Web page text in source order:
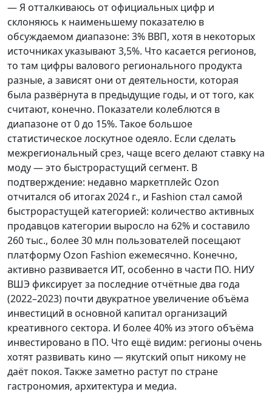
— Я отталкиваюсь от официальных цифр и
склоняюсь к наименьшему показателю в
обсуждаемом диапазоне: 3% ВВП, хотя в некоторых
источниках указывают 3,5%. Что касается регионов,
то там цифры валового регионального продукта
разные, а зависят они от деятельности, которая
была развёрнута в предыдущие годы, и от того, как
считают, конечно. Показатели колеблются в
диапазоне от 0 до 15%. Такое большое
статистическое лоскутное одеяло. Если сделать
межрегиональный срез, чаще всего делают ставку на
моду — это быстрорастущий сегмент. В
подтверждение: недавно маркетплейс Ozon
отчитался об итогах 2024 г., и Fashion стал самой
быстрорастущей категорией: количество активных
продавцов категории выросло на 62% и составило
260 тыс., более 30 млн пользователей посещают
платформу Ozon Fashion ежемесячно. Конечно,
активно развивается ИТ, особенно в части ПО. НИУ
ВШЭ фиксирует за последние отчётные два года
(2022–2023) почти двукратное увеличение объёма
инвестиций в основной капитал организаций
креативного сектора. И более 40% из этого объёма
инвестировано в ПО. Что ещё видим: регионы очень
хотят развивать кино — якутский опыт никому не
даёт покоя. Также заметно растут по стране
гастрономия, архитектура и медиа.